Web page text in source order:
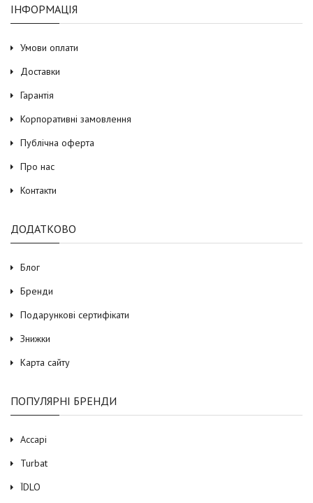
ІНФОРМАЦІЯ
Умови оплати
Доставки
Гарантія
Корпоративні замовлення
Публічна оферта
Про нас
Контакти
ДОДАТКОВО
Блог
Бренди
Подарункові сертифікати
Знижки
Карта сайту
ПОПУЛЯРНІ БРЕНДИ
Accapi
Turbat
ЇDLO